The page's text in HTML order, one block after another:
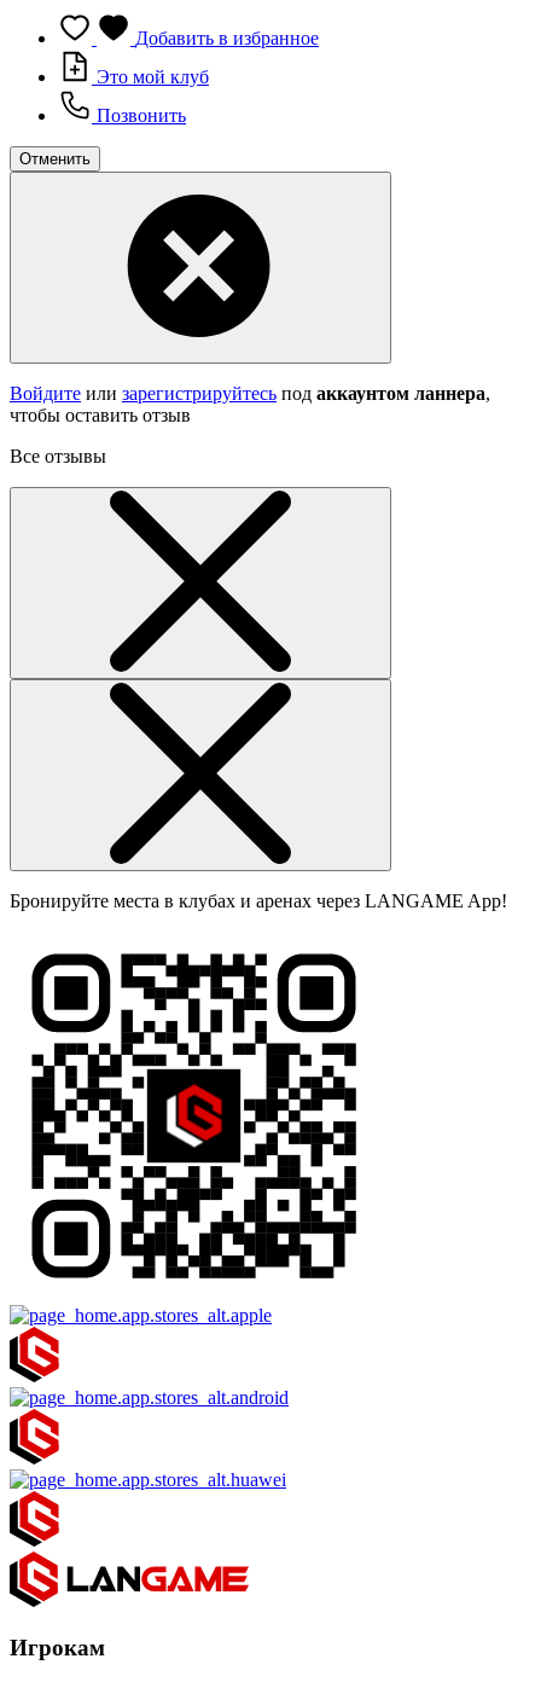
Добавить в избранное
Это мой клуб
Позвонить
Отменить
Войдите или зарегистрируйтесь под аккаунтом ланнера,
чтобы оставить отзыв
Все отзывы
Бронируйте места в клубах и аренах через LANGAME App!
Игрокам